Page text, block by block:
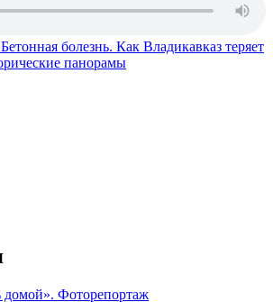
болезнь. Как Владикавказ теряет
панорамы